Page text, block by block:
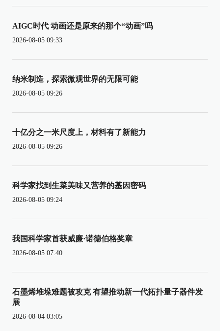
AIGC时代 动画还是原来的那个“动画”吗
2026-08-05 09:33
纳米制造，探索微观世界的无限可能
2026-08-05 09:26
十亿分之一米尺度上，材料有了新能力
2026-08-05 09:26
科学家找到生菜美味又营养的基因密码
2026-08-05 09:24
我国科学家首获威廉·诺德伯格奖章
2026-08-05 07:40
石墨烯堆垛难题被攻克 有望推动新一代拓扑量子器件发
展
2026-08-04 03:05